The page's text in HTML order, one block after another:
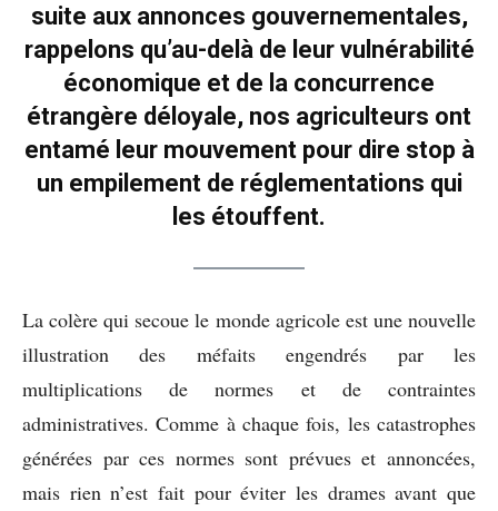
suite aux annonces gouvernementales,
rappelons qu’au-delà de leur vulnérabilité
économique et de la concurrence
étrangère déloyale, nos agriculteurs ont
entamé leur mouvement pour dire stop à
un empilement de réglementations qui
les étouffent.
La colère qui secoue le monde agricole est une nouvelle
illustration des méfaits engendrés par les
multiplications de normes et de contraintes
administratives. Comme à chaque fois, les catastrophes
générées par ces normes sont prévues et annoncées,
mais rien n’est fait pour éviter les drames avant que